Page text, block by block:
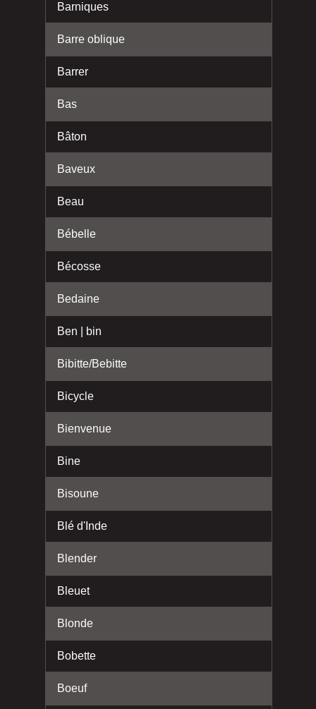
Barniques
Barre oblique
Barrer
Bas
Bâton
Baveux
Beau
Bébelle
Bécosse
Bedaine
Ben | bin
Bibitte/Bebitte
Bicycle
Bienvenue
Bine
Bisoune
Blé d'Inde
Blender
Bleuet
Blonde
Bobette
Boeuf